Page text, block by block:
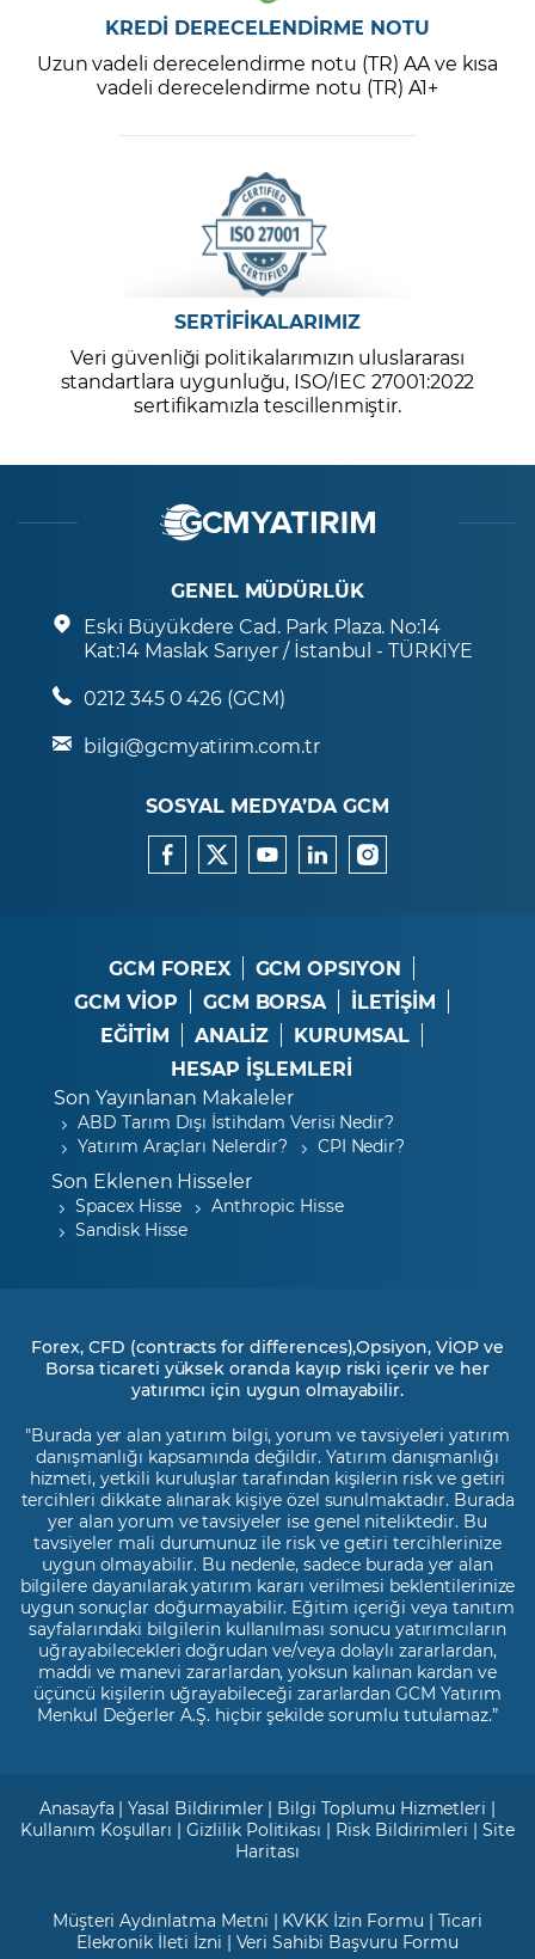
KREDİ DERECELENDİRME NOTU
Uzun vadeli derecelendirme notu (TR) AA ve kısa
vadeli derecelendirme notu (TR) A1+
SERTİFİKALARIMIZ
Veri güvenliği politikalarımızın uluslararası
standartlara uygunluğu, ISO/IEC 27001:2022
sertifikamızla tescillenmiştir.
GENEL MÜDÜRLÜK
Eski Büyükdere Cad. Park Plaza. No:14
Kat:14 Maslak Sarıyer / İstanbul - TÜRKİYE
0212 345 0 426 (GCM)
bilgi@gcmyatirim.com.tr
SOSYAL MEDYA’DA GCM
GCM FOREX
GCM OPSIYON
GCM VİOP
GCM BORSA
İLETİŞİM
EĞİTİM
ANALİZ
KURUMSAL
HESAP İŞLEMLERİ
Son Yayınlanan Makaleler
ABD Tarım Dışı İstihdam Verisi Nedir?
Yatırım Araçları Nelerdir?
CPI Nedir?
Son Eklenen Hisseler
Spacex Hisse
Anthropic Hisse
Sandisk Hisse
Forex, CFD (contracts for differences),Opsiyon, VİOP ve
Borsa ticareti yüksek oranda kayıp riski içerir ve her
yatırımcı için uygun olmayabilir.
"Burada yer alan yatırım bilgi, yorum ve tavsiyeleri yatırım
danışmanlığı kapsamında değildir. Yatırım danışmanlığı
hizmeti, yetkili kuruluşlar tarafından kişilerin risk ve getiri
tercihleri dikkate alınarak kişiye özel sunulmaktadır. Burada
yer alan yorum ve tavsiyeler ise genel niteliktedir. Bu
tavsiyeler mali durumunuz ile risk ve getiri tercihlerinize
uygun olmayabilir. Bu nedenle, sadece burada yer alan
bilgilere dayanılarak yatırım kararı verilmesi beklentilerinize
uygun sonuçlar doğurmayabilir. Eğitim içeriği veya tanıtım
sayfalarındaki bilgilerin kullanılması sonucu yatırımcıların
uğrayabilecekleri doğrudan ve/veya dolaylı zararlardan,
maddi ve manevi zararlardan, yoksun kalınan kardan ve
üçüncü kişilerin uğrayabileceği zararlardan GCM Yatırım
Menkul Değerler A.Ş. hiçbir şekilde sorumlu tutulamaz.”
Anasayfa |Yasal Bildirimler | Bilgi Toplumu Hizmetleri |
Kullanım Koşulları |Gizlilik Politikası | Risk Bildirimleri |Site
Haritası
Müşteri Aydınlatma Metni | KVKK İzin Formu | Ticari
Elekronik İleti İzni | Veri Sahibi Başvuru Formu